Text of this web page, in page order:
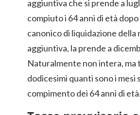
aggiuntiva che si prende a
compiuto i 64 anni di età dopo
canonico di liquidazione della
aggiuntiva, la prende a
Naturalmente non intera, ma
dodicesimi quanti sono i mesi
compimento dei 64 anni di età.